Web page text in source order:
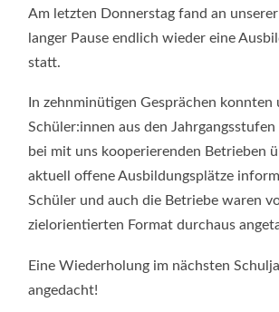
Am letzten Donnerstag fand an
langer Pause endlich wieder eine
statt.
In zehnminütigen Gesprächen konnten
Schüler:innen aus den
bei mit uns kooperierenden Betrieben
aktuell offene Ausbildungsplätze
Schüler und auch die Betriebe waren
zielorientierten Format durchaus
Eine Wiederholung im nächsten
angedacht!